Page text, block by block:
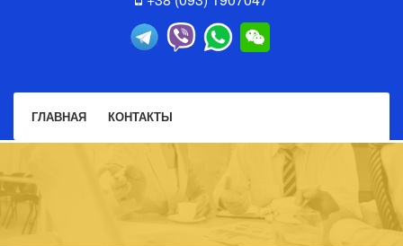
ГЛАВНАЯ КОНТАКТЫ